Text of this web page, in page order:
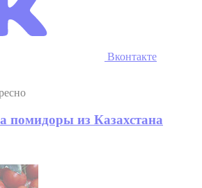
Вконтакте
помидоры из Казахстана